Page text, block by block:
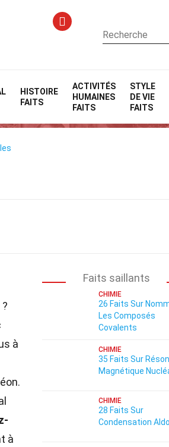
HISTOIRE
FAITS
ACTIVITÉS
HUMAINES
FAITS
STYLE
DE VIE
FAITS
à
à
Faits saillants
CHIMIE
26 Faits Sur
Les Composés
Covalents
CHIMIE
35 Faits Sur
Magnétique
CHIMIE
28 Faits Sur
Condensation